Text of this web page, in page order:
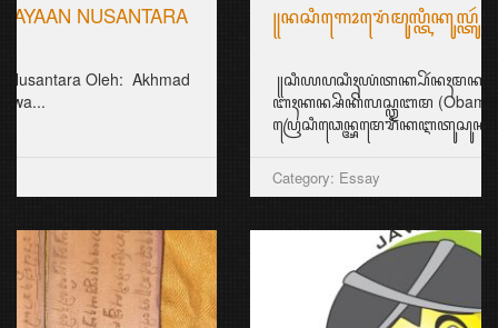
꧋ꦤꦱꦶꦒꦺꦴꦫꦺꦁꦩꦸꦭ꧀ꦠꦶꦏꦸꦭ꧀ꦠꦸꦂ
꧋ꦱꦶꦪꦥꦱꦶꦃꦪꦁꦠꦏ꧀ꦥꦼꦂꦤꦃꦩꦏꦤ꧀ꦤꦱꦶꦒꦺꦴꦫꦺꦁ?!
ꦧꦃꦏꦤ꧀ꦱꦼꦏꦼꦭꦱ꧀ꦎꦧꦩ (Obama)꧈
ꦥꦿꦺꦱꦶꦣꦺꦤ꧀ꦄꦩꦺꦫꦶꦏꦆꦠꦸꦱꦸꦏꦣꦼꦔꦤ꧀ꦤ...